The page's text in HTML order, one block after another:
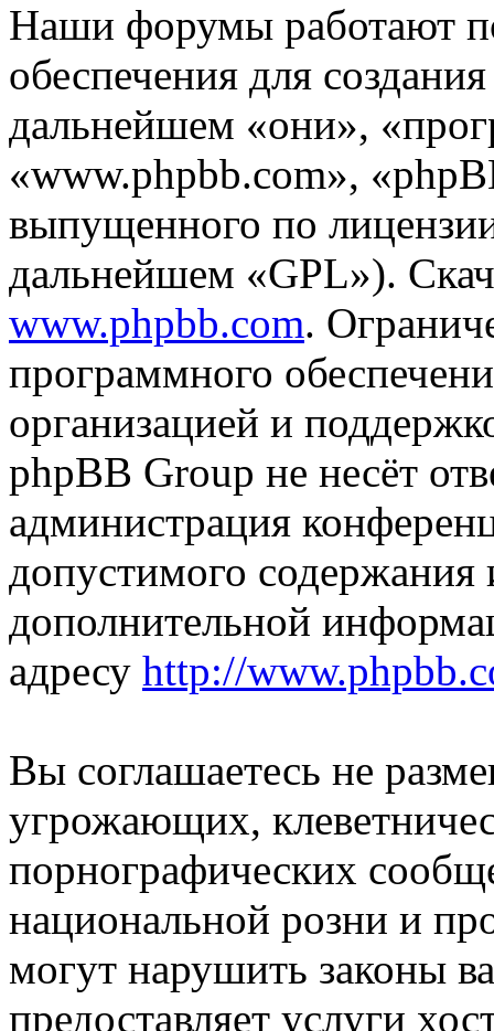
Наши форумы работают
обеспечения для
дальнейшем «они»,
«www.phpbb.com»,
выпущенного по
дальнейшем «GPL»).
www.phpbb.com.
программного
организацией и
phpBB Group не несёт
администрация
допустимого
дополнительной
адресу http://
Вы соглашаетесь не
угрожающих,
порнографических
национальной розни и
могут нарушить законы
предоставляет услуги